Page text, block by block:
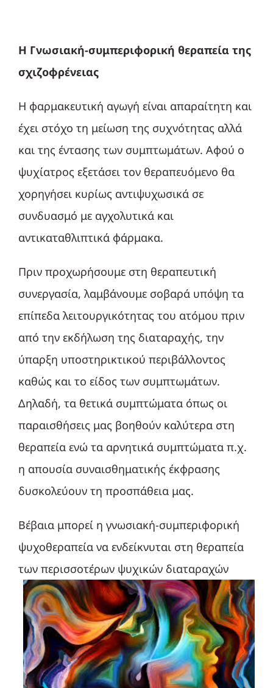
Η Γνωσιακή-συμπεριφορική θεραπεία της
σχιζοφρένειας
Η φαρμακευτική αγωγή είναι απαραίτητη και
έχει στόχο τη μείωση της συχνότητας αλλά
και της έντασης των συμπτωμάτων. Αφού ο
ψυχίατρος εξετάσει τον θεραπευόμενο θα
χορηγήσει κυρίως αντιψυχωσικά σε
συνδυασμό με αγχολυτικά και
αντικαταθλιπτικά φάρμακα.
Πριν προχωρήσουμε στη θεραπευτική
συνεργασία, λαμβάνουμε σοβαρά υπόψη τα
επίπεδα λειτουργικότητας του ατόμου πριν
από την εκδήλωση της διαταραχής, την
ύπαρξη υποστηρικτικού περιβάλλοντος
καθώς και το είδος των συμπτωμάτων.
Δηλαδή, τα θετικά συμπτώματα όπως οι
παραισθήσεις μας βοηθούν καλύτερα στη
θεραπεία ενώ τα αρνητικά συμπτώματα π.χ.
η απουσία συναισθηματικής έκφρασης
δυσκολεύουν τη προσπάθεια μας.
Βέβαια μπορεί η γνωσιακή-συμπεριφορική
ψυχοθεραπεία να ενδείκνυται στη θεραπεία
των περισσοτέρων ψυχικών διαταραχών